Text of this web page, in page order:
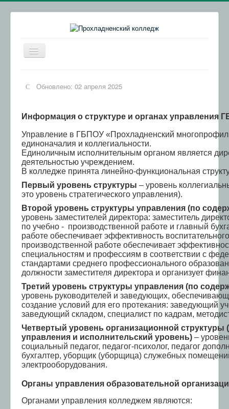
Включить/
выключить
Сведения об образовательной организации
Колледжи КБР
ВСОКО
Обращения граждан
ИКОП "Сферум"
Осторожно, мошенники!
Электронная информационно-образовательная
среда
ТОР "Моя школа" СПО
Обновлено: 02 апреля 2025
Информация о структуре и органах управления
Управление в ГБПОУ «Прохладненский
единоначалия и коллегиальности.
Единоличным исполнительным органом является
деятельностью учреждением.
В колледже принята линейно-функциональная
Первый уровень структуры – уровень
это уровень стратегического управления).
Второй уровень структуры управления (по
уровень заместителей директора: заместитель
по учебно - производственной работе и главный
работе обеспечивает эффективность
производственной работе обеспечивает
специальностям и профессиям в соответствии с
стандартами среднего профессионального
должности заместителя директора и организует
Третий уровень структуры управления (по
уровень руководителей и заведующих,
создание условий для его протекания: заведующий
заведующий складом, специалист по кадрам,
Четвертый уровень организационной
управления и исполнительский уровень) –
социальный педагог, педагог-психолог, педагог
бухгалтер, уборщик (уборщица) служебных
электрооборудования.
Органы управления образовательной
Органами управления колледжем являются: